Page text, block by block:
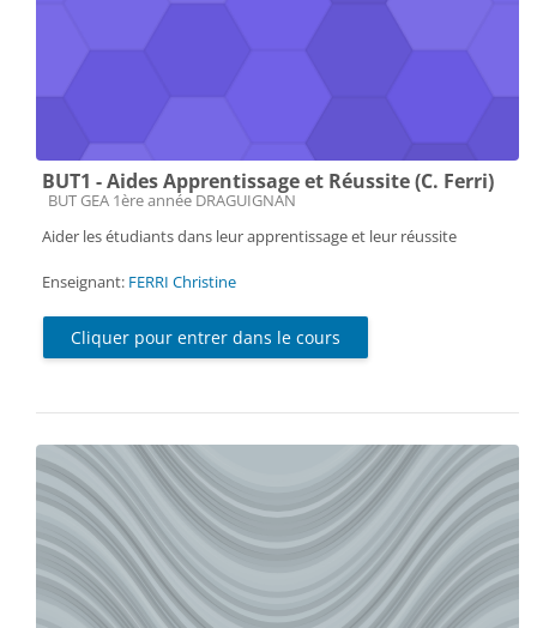
BUT1 - Aides Apprentissage et Réussite (C. Ferri)
Catégorie de cours
BUT GEA 1ère année DRAGUIGNAN
Aider les étudiants dans leur apprentissage et leur réussite
Enseignant: FERRI Christine
Cliquer pour entrer dans le cours